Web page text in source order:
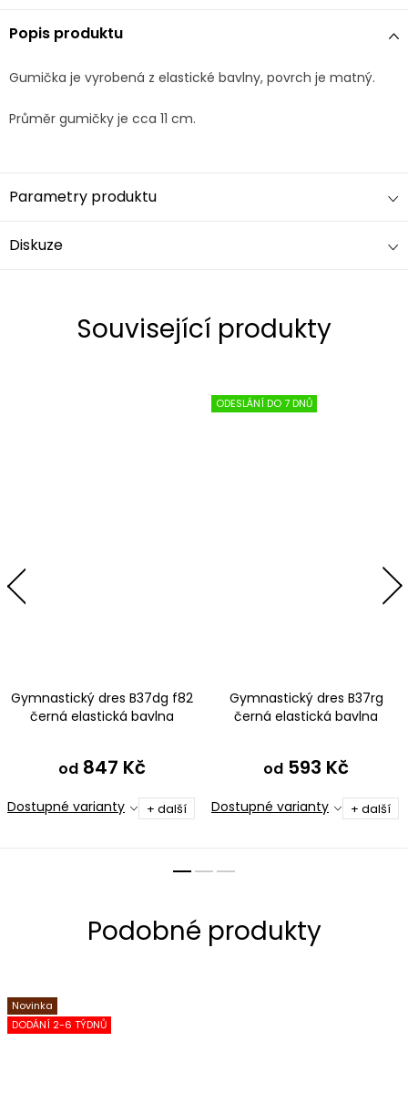
Popis produktu
Gumička je vyrobená z elastické bavlny, povrch je matný.
Průměr gumičky je cca 11 cm.
Parametry produktu
Diskuze
Související produkty
Gymnastický dres B37dg f82
černá elastická bavlna
od 847 Kč
Dostupné varianty + další
ODESLÁNÍ DO 7 DNŮ
Gymnastický dres B37rg
černá elastická bavlna
od 593 Kč
Dostupné varianty + další
Novinka
DODÁNÍ 2-6 TÝDNŮ